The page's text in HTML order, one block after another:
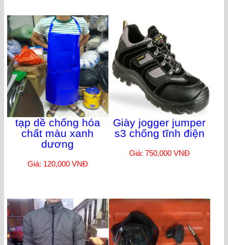
tạp dề chống hóa
chất màu xanh
dương
Giá: 120,000 VNĐ
Giày jogger jumper
s3 chống tĩnh điện
Giá: 750,000 VNĐ